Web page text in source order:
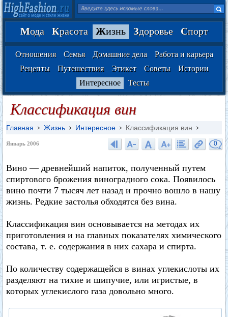
Мода Красота Жизнь Здоровье Спорт
Отношения Семья Домашние дела
Работа и карьера
Рецепты
Путешествия Этикет Советы
Истории
Интересное
Тесты
Классификация вин
Главная Жизнь Интересное Классификация вин
Январь 2006 0
Вино — древнейший напиток, полученный путем
спиртового брожения виноградного сока. Появилось
вино почти 7 тысяч лет назад и прочно вошло в нашу
жизнь. Редкие застолья обходятся без вина.
Классификация вин основывается на методах их
приготовления и на главных показателях химического
состава, т. е. содержания в них сахара и спирта.
По количеству содержащейся в винах углекислоты их
разделяют на тихие и шипучие, или игристые, в
которых углекислого газа довольно много.